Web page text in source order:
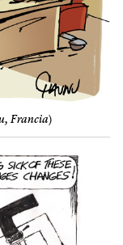
Francia)